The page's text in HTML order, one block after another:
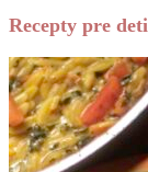
Recepty pre deti